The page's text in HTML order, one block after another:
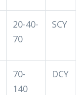
20-40-
70
SCY
70-
140
DCY